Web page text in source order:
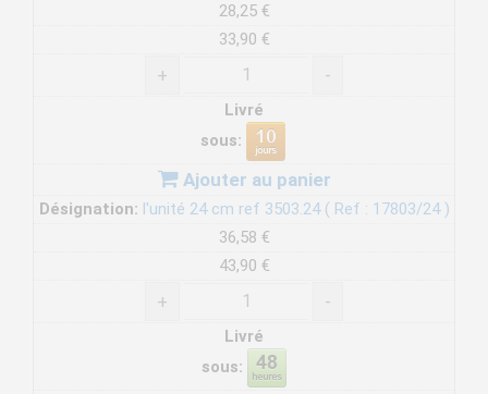
28,25 €
33,90 €
+ -
Livré
sous:
Ajouter au panier
Désignation: l'unité 24 cm ref 3503.24 ( Ref : 17803/24 )
36,58 €
43,90 €
+ -
Livré
sous: